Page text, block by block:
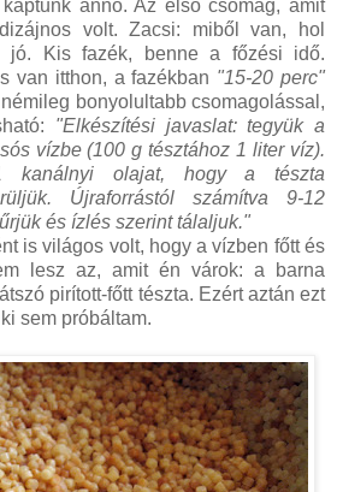
anno. Az első csomag, amit
volt. Zacsi: miből van, hol
jó. Kis fazék, benne a főzési idő.
van itthon, a fazékban "15-20 perc"
bonyolultabb csomagolással,
"Elkészítési javaslat: tegyük a
vízbe (100 g tésztához 1 liter víz).
kanálnyi olajat, hogy a tészta
Újraforrástól számítva 9-12
és ízlés szerint tálaljuk."
is világos volt, hogy a vízben főtt és
lesz az, amit én várok: a barna
pirított-főtt tészta. Ezért aztán ezt
sem próbáltam.